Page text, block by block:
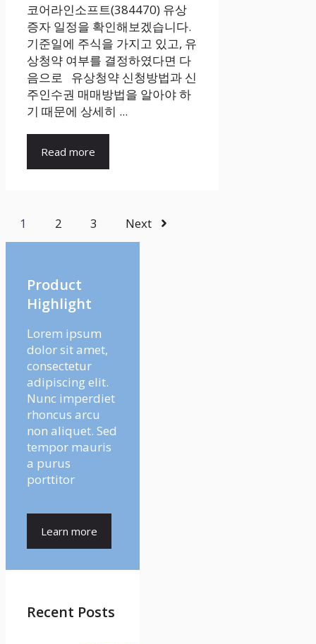
코어라인소프트(384470) 유상
증자 일정을 확인해보겠습니다.
기준일에 주식을 가지고 있고, 유
상청약 여부를 결정하였다면 다
음으로 유상청약 신청방법과 신
주인수권 매매방법을 알아야 하
기 때문에 상세히 ...
Read more
1 2 3 Next
Product
Highlight
Lorem ipsum
dolor sit amet,
consectetur
adipiscing elit.
Nunc imperdiet
rhoncus arcu
non aliquet. Sed
tempor mauris
a purus
porttitor
Learn more
Recent Posts